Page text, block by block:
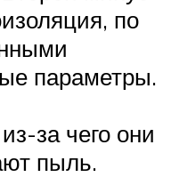
по
параметры.
за чего они
пыль.